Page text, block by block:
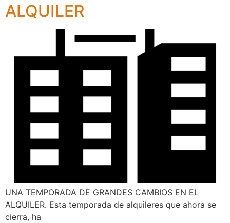
ALQUILER
UNA TEMPORADA DE GRANDES CAMBIOS EN EL
ALQUILER. Esta temporada de alquileres que ahora se
cierra, ha